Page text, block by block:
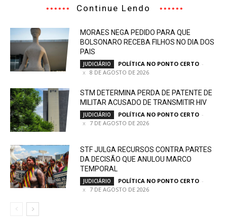
Continue Lendo
MORAES NEGA PEDIDO PARA QUE
BOLSONARO RECEBA FILHOS NO DIA DOS
PAIS
JUDICIÁRIO POLÍTICA NO PONTO CERTO -
8 DE AGOSTO DE 2026
STM DETERMINA PERDA DE PATENTE DE
MILITAR ACUSADO DE TRANSMITIR HIV
JUDICIÁRIO POLÍTICA NO PONTO CERTO -
7 DE AGOSTO DE 2026
STF JULGA RECURSOS CONTRA PARTES
DA DECISÃO QUE ANULOU MARCO
TEMPORAL
JUDICIÁRIO POLÍTICA NO PONTO CERTO -
7 DE AGOSTO DE 2026